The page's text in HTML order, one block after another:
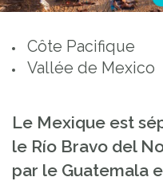
Côte Pacifique
Vallée de Mexico
Le Mexique est
le Río Bravo del
par le Guatemala